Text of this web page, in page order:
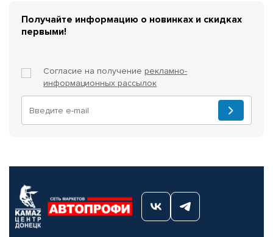
Получайте информацию о новинках и скидках
первыми!
Согласие на получение рекламно-
информационных рассылок